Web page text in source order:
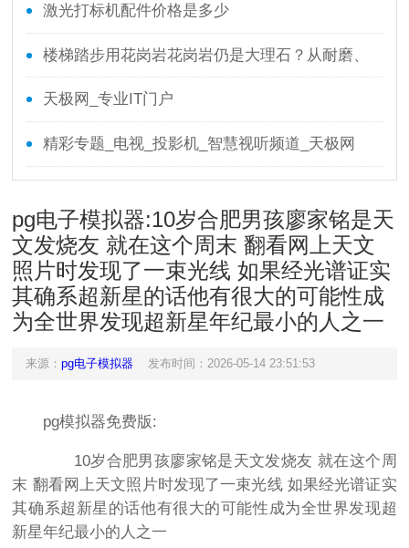
回应了！
激光打标机配件价格是多少
楼梯踏步用花岗岩花岗岩仍是大理石？从耐磨、
防滑、本钱全面剖析
天极网_专业IT门户
精彩专题_电视_投影机_智慧视听频道_天极网
pg电子模拟器:10岁合肥男孩廖家铭是天
文发烧友 就在这个周末 翻看网上天文
照片时发现了一束光线 如果经光谱证实
其确系超新星的话他有很大的可能性成
为全世界发现超新星年纪最小的人之一
来源： pg电子模拟器 发布时间：2026-05-14 23:51:53
pg模拟器免费版:
10岁合肥男孩廖家铭是天文发烧友 就在这个周
末 翻看网上天文照片时发现了一束光线 如果经光谱证实
其确系超新星的话他有很大的可能性成为全世界发现超
新星年纪最小的人之一